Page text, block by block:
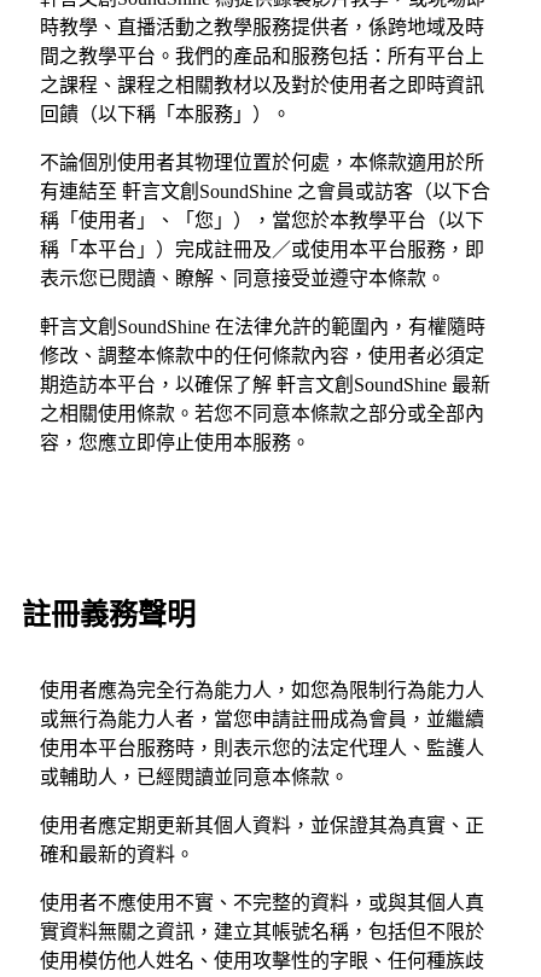
時教學、直播活動之教學服務提供者，係跨地域及時
間之教學平台。我們的產品和服務包括：所有平台上
之課程、課程之相關教材以及對於使用者之即時資訊
回饋（以下稱「本服務」）。
不論個別使用者其物理位置於何處，本條款適用於所
有連結至 軒言文創SoundShine 之會員或訪客（以下合
稱「使用者」、「您」），當您於本教學平台（以下
稱「本平台」）完成註冊及／或使用本平台服務，即
表示您已閱讀、瞭解、同意接受並遵守本條款。
軒言文創SoundShine 在法律允許的範圍內，有權隨時
修改、調整本條款中的任何條款內容，使用者必須定
期造訪本平台，以確保了解 軒言文創SoundShine 最新
之相關使用條款。若您不同意本條款之部分或全部內
容，您應立即停止使用本服務。
註冊義務聲明
使用者應為完全行為能力人，如您為限制行為能力人
或無行為能力人者，當您申請註冊成為會員，並繼續
使用本平台服務時，則表示您的法定代理人、監護人
或輔助人，已經閱讀並同意本條款。
使用者應定期更新其個人資料，並保證其為真實、正
確和最新的資料。
使用者不應使用不實、不完整的資料，或與其個人真
實資料無關之資訊，建立其帳號名稱，包括但不限於
使用模仿他人姓名、使用攻擊性的字眼、任何種族歧